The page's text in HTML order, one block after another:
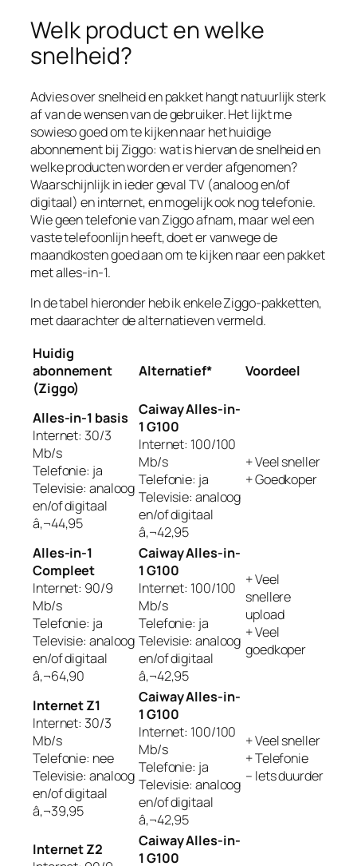
Welk product en welke
snelheid?
Advies over snelheid en pakket hangt natuurlijk sterk
af van de wensen van de gebruiker. Het lijkt me
sowieso goed om te kijken naar het huidige
abonnement bij Ziggo: wat is hiervan de snelheid en
welke producten worden er verder afgenomen?
Waarschijnlijk in ieder geval TV (analoog en/of
digitaal) en internet, en mogelijk ook nog telefonie.
Wie geen telefonie van Ziggo afnam, maar wel een
vaste telefoonlijn heeft, doet er vanwege de
maandkosten goed aan om te kijken naar een pakket
met alles-in-1.
In de tabel hieronder heb ik enkele Ziggo-pakketten,
met daarachter de alternatieven vermeld.
Huidig
abonnement
(Ziggo)
Alternatief* Voordeel
Alles-in-1 basis
Internet: 30/3
Mb/s
Telefonie: ja
Televisie: analoog
en/of digitaal
â‚¬44,95
Caiway Alles-in-
1 G100
Internet: 100/100
Mb/s
Telefonie: ja
Televisie: analoog
en/of digitaal
â‚¬42,95
+ Veel sneller
+ Goedkoper
Alles-in-1
Compleet
Internet: 90/9
Mb/s
Telefonie: ja
Televisie: analoog
en/of digitaal
â‚¬64,90
Caiway Alles-in-
1 G100
Internet: 100/100
Mb/s
Telefonie: ja
Televisie: analoog
en/of digitaal
â‚¬42,95
+ Veel
snellere
upload
+ Veel
goedkoper
Internet Z1
Internet: 30/3
Mb/s
Telefonie: nee
Televisie: analoog
en/of digitaal
â‚¬39,95
Caiway Alles-in-
1 G100
Internet: 100/100
Mb/s
Telefonie: ja
Televisie: analoog
en/of digitaal
â‚¬42,95
+ Veel sneller
+ Telefonie
– Iets duurder
Internet Z2
Caiway Alles-in-
1 G100